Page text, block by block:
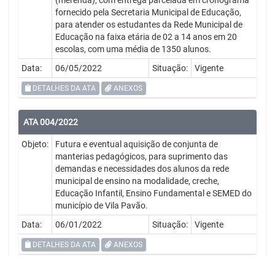
fornecido pela Secretaria Municipal de Educação,
para atender os estudantes da Rede Municipal de
Educação na faixa etária de 02 a 14 anos em 20
escolas, com uma média de 1350 alunos.
Data:
06/05/2022 Situação: Vigente
DETALHES DA ATA ANEXOS
ATA 004/2022
Objeto:
Futura e eventual aquisição de conjunta de
manterias pedagógicos, para suprimento das
demandas e necessidades dos alunos da rede
municipal de ensino na modalidade, creche,
Educação Infantil, Ensino Fundamental e SEMED do
município de Vila Pavão.
Data:
06/01/2022 Situação: Vigente
DETALHES DA ATA ANEXOS